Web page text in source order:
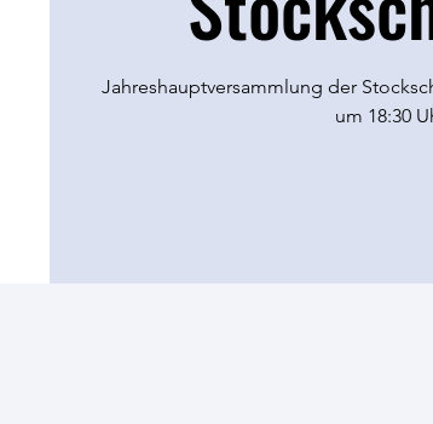
Jahreshauptversammlung der
um 18:30